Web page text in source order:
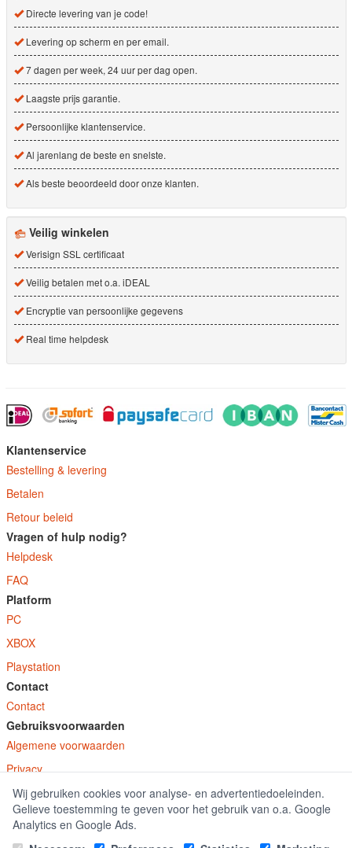
Directe levering van je code!
Levering op scherm en per email.
7 dagen per week, 24 uur per dag open.
Laagste prijs garantie.
Persoonlijke klantenservice.
Al jarenlang de beste en snelste.
Als beste beoordeeld door onze klanten.
Veilig winkelen
Verisign SSL certificaat
Veilig betalen met o.a. iDEAL
Encryptie van persoonlijke gegevens
Real time helpdesk
Klantenservice
Bestelling & levering
Betalen
Retour beleid
Vragen of hulp nodig?
Helpdesk
FAQ
Platform
PC
XBOX
Playstation
Contact
Contact
Gebruiksvoorwaarden
Algemene voorwaarden
Privacy
© E-Keys B.V. 2026
GamekeyDiscounter.nl is onderdeel van E-Keys B.V. geregistreerd onder kamer
van koophandel nummer 150771.
Wij gebruiken cookies voor analyse- en advertentiedoeleinden.
Gelieve toestemming te geven voor het gebruik van o.a. Google
Analytics en Google Ads.